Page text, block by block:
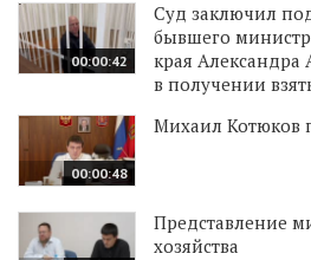
00:00:42
Суд заключил
бывшего
края Александра
в получении
00:00:48
Михаил Котюков
Представление
хозяйства